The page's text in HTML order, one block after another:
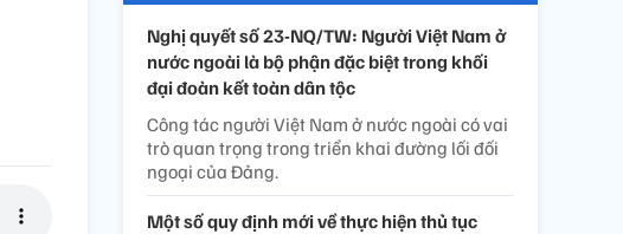
Nghị quyết số 23-NQ/TW: Người Việt Nam ở
nước ngoài là bộ phận đặc biệt trong khối
đại đoàn kết toàn dân tộc
Công tác người Việt Nam ở nước ngoài có vai
trò quan trọng trong triển khai đường lối đối
ngoại của Đảng.
Một số quy định mới về thực hiện thủ tục